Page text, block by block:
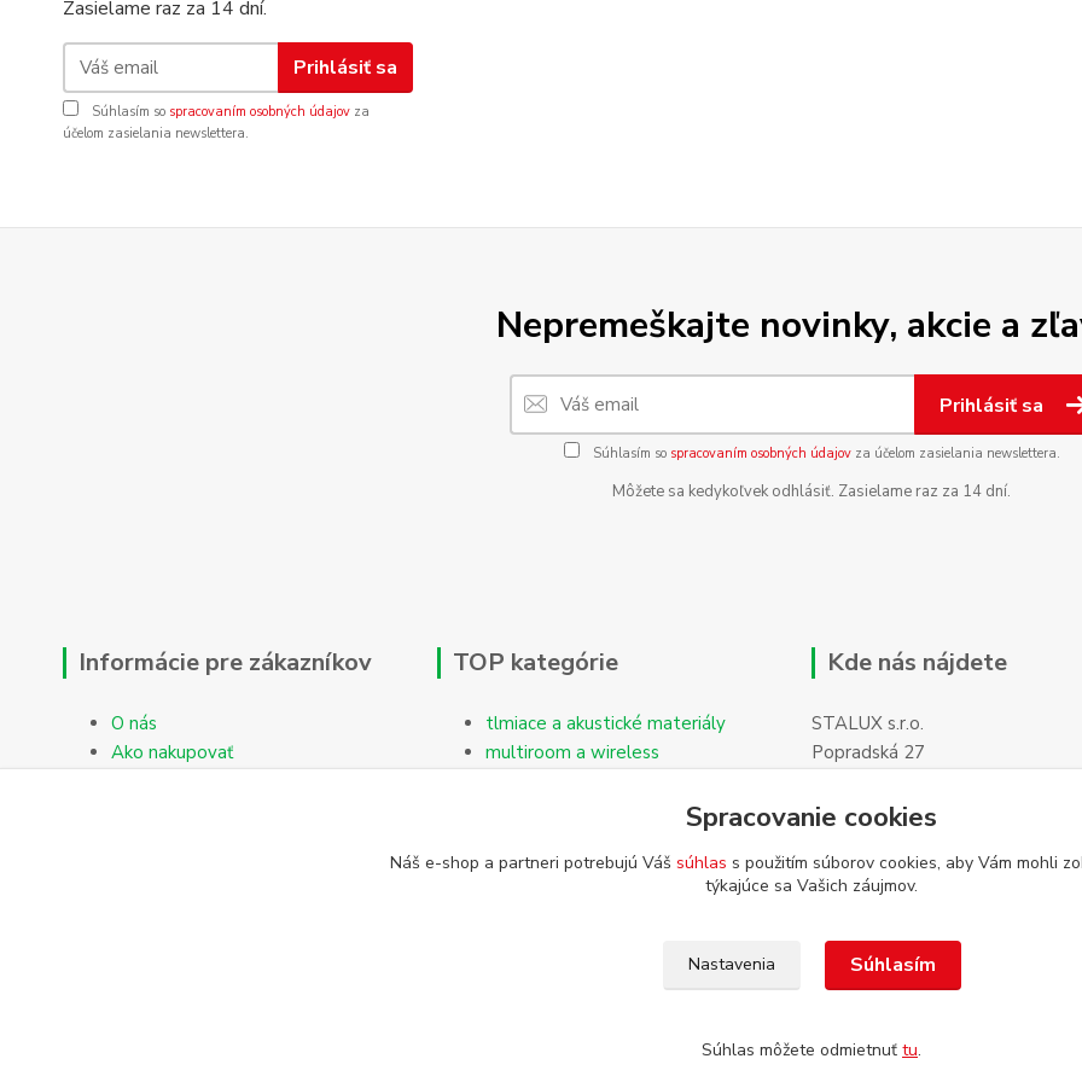
Zasielame raz za 14 dní.
Prihlásiť sa
Súhlasím so spracovaním osobných údajov za
účelom zasielania newslettera.
Nepremeškajte novinky, akcie a
Prihlásiť sa
Súhlasím so spracovaním osobných údajovza účelom zasielania newslettera.
Môžete sa kedykoľvek odhlásiť. Zasielame raz za 14 dní.
Informácie pre zákazníkov
O nás
Ako nakupovať
TOP kategórie
tlmiace a akustické materiály
multiroom a wireless
Kde nás nájdete
STALUX s.r.o.
Popradská 27
Spracovanie cookies
Náš e-shop a partneri potrebujú Váš súhlas s použitím súborov cookies, aby Vám mohli
týkajúce sa Vašich záujmov.
Nastavenia Súhlasím
Súhlas môžete odmietnuť tu.